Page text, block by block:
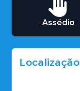
Assédio
Localização